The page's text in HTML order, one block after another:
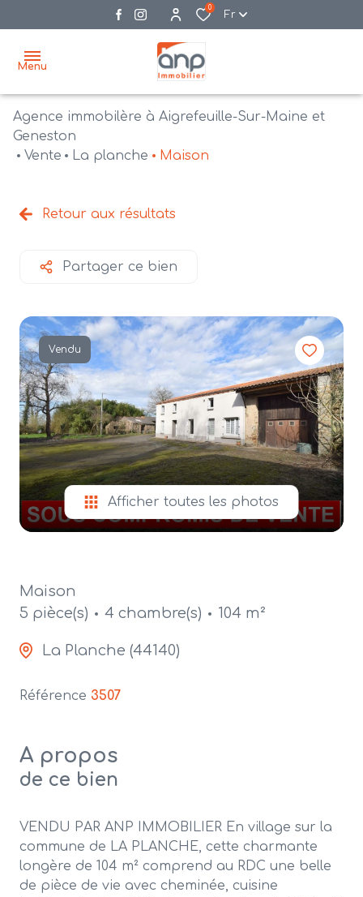
0
Fr
Menu
accueil
vente
agences
estimation
alerte
e-
mail
contact
Agence immobilère à Aigrefeuille-Sur-Maine et
Geneston
Vente
La planche Maison
Retour aux résultats
Partager ce bien
Vendu
Afficher toutes les photos
Maison
5 pièce(s)
4 chambre(s) 104 m²
La Planche (44140)
Référence 3507
A propos
de ce bien
VENDU PAR ANP IMMOBILIER En village sur la
commune de LA PLANCHE, cette charmante
longère de 104 m² comprend au RDC une belle
de pièce de vie avec cheminée, cuisine